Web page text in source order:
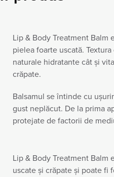
Lip & Body Treatment Balm
pielea foarte uscată.
naturale hidratante cât și
crăpate.
Balsamul se întinde cu
gust neplăcut. De la prima
protejate de factorii de
Lip & Body Treatment Balm
uscate și crăpate și poate fi